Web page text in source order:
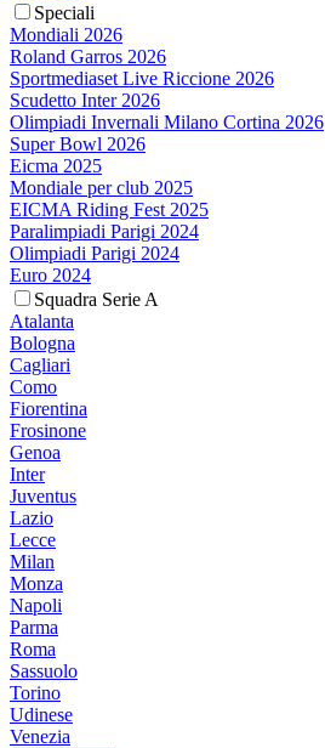
Speciali
Mondiali 2026
Roland Garros 2026
Sportmediaset Live Riccione 2026
Scudetto Inter 2026
Olimpiadi Invernali Milano Cortina 2026
Super Bowl 2026
Eicma 2025
Mondiale per club 2025
EICMA Riding Fest 2025
Paralimpiadi Parigi 2024
Olimpiadi Parigi 2024
Euro 2024
Squadra Serie A
Atalanta
Bologna
Cagliari
Como
Fiorentina
Frosinone
Genoa
Inter
Juventus
Lazio
Lecce
Milan
Monza
Napoli
Parma
Roma
Sassuolo
Torino
Udinese
Venezia